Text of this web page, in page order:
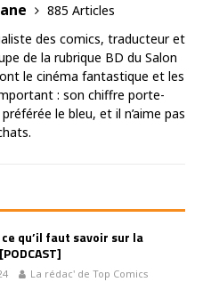
885 Articles
des comics, traducteur et
de la rubrique BD du Salon
le cinéma fantastique et les
: son chiffre porte-
le bleu, et il n’aime pas
qu’il faut savoir sur la
La rédac' de Top Comics